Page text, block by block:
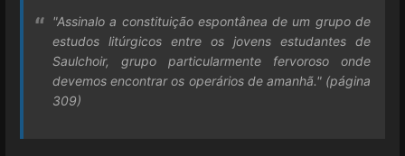
"Assinalo a constituição espontânea de um grupo de
estudos litúrgicos entre os jovens estudantes de
Saulchoir, grupo particularmente fervoroso onde
devemos encontrar os operários de amanhã." (página
309)